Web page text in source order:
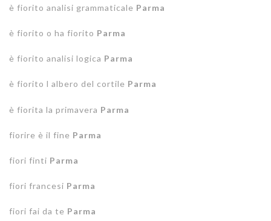
è fiorito analisi grammaticale Parma
è fiorito o ha fiorito Parma
è fiorito analisi logica Parma
è fiorito l albero del cortile Parma
è fiorita la primavera Parma
fiorire è il fine Parma
fiori finti Parma
fiori francesi Parma
fiori fai da te Parma